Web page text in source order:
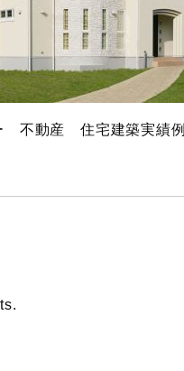
不動産 住宅建築実績例